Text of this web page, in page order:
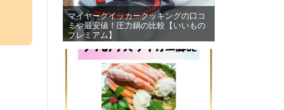
マイヤークイッカークッキングの口コ
ミや最安値！圧力鍋の比較【いいもの
プレミアム】